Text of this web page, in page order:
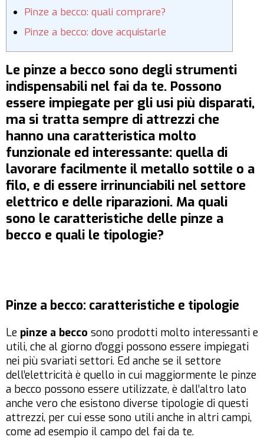
Pinze a becco: quali comprare?
Pinze a becco: dove acquistarle
Le pinze a becco sono degli strumenti
indispensabili nel fai da te. Possono
essere impiegate per gli usi più disparati,
ma si tratta sempre di attrezzi che
hanno una caratteristica molto
funzionale ed interessante: quella di
lavorare facilmente il metallo sottile o a
filo, e di essere irrinunciabili nel settore
elettrico e delle riparazioni. Ma quali
sono le caratteristiche delle pinze a
becco e quali le tipologie?
Pinze a becco: caratteristiche e tipologie
Le pinze a becco sono prodotti molto interessanti e
utili, che al giorno d’oggi possono essere impiegati
nei più svariati settori. Ed anche se il settore
dell’elettricità è quello in cui maggiormente le pinze
a becco possono essere utilizzate, è dall’altro lato
anche vero che esistono diverse tipologie di questi
attrezzi, per cui esse sono utili anche in altri campi,
come ad esempio il campo del fai da te.